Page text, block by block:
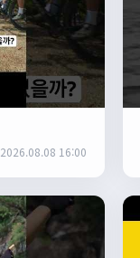
2026.08.08 16:00